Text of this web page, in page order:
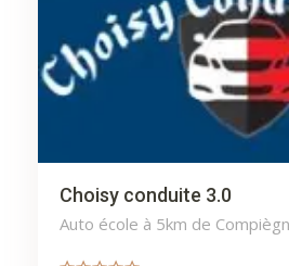
Choisy conduite 3.0
Auto école à 5km de